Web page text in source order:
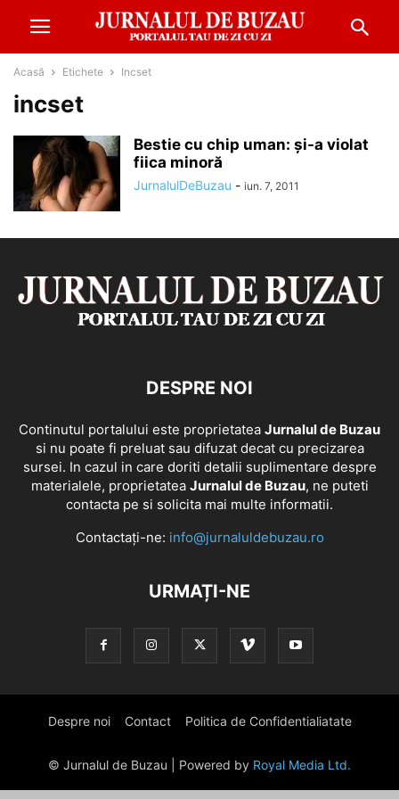
Acasă Etichete Incset
incset
Bestie cu chip uman: și-a violat
fiica minoră
JurnalulDeBuzau - iun. 7, 2011
DESPRE NOI
Continutul portalului este proprietatea Jurnalul de Buzau
si nu poate fi preluat sau difuzat decat cu precizarea
sursei. In cazul in care doriti detalii suplimentare despre
materialele, proprietatea Jurnalul de Buzau, ne puteti
contacta pe si solicita mai multe informatii.
Contactați-ne: info@jurnaluldebuzau.ro
URMAȚI-NE
Despre noi Contact Politica de Confidentialiatate
© Jurnalul de Buzau | Powered by Royal Media Ltd.